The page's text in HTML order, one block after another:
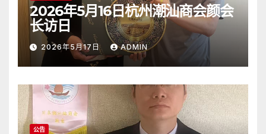
2026年5月16日杭州潮汕商会颜会
长访日
2026年5月17日 ADMIN
公告